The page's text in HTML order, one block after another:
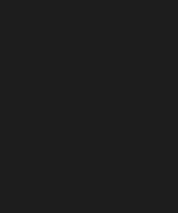
would like to hear from
eröffnen und